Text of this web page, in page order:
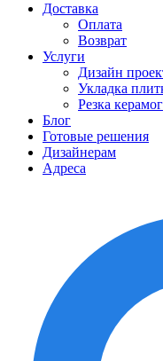
Доставка
Оплата
Возврат
Услуги
Дизайн
Укладка
Резка
Блог
Готовые решения
Дизайнерам
Адреса